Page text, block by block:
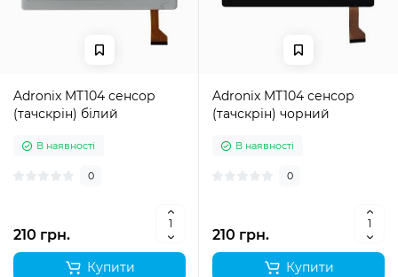
Adronix MT104 сенсор
(тачскрін) білий
В наявності
0
210 грн.
Купити
Adronix MT104 сенсор
(тачскрін) чорний
В наявності
0
210 грн.
Купити